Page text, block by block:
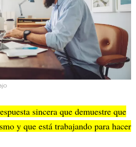
sincera que demuestre que
y que está trabajando para hacer